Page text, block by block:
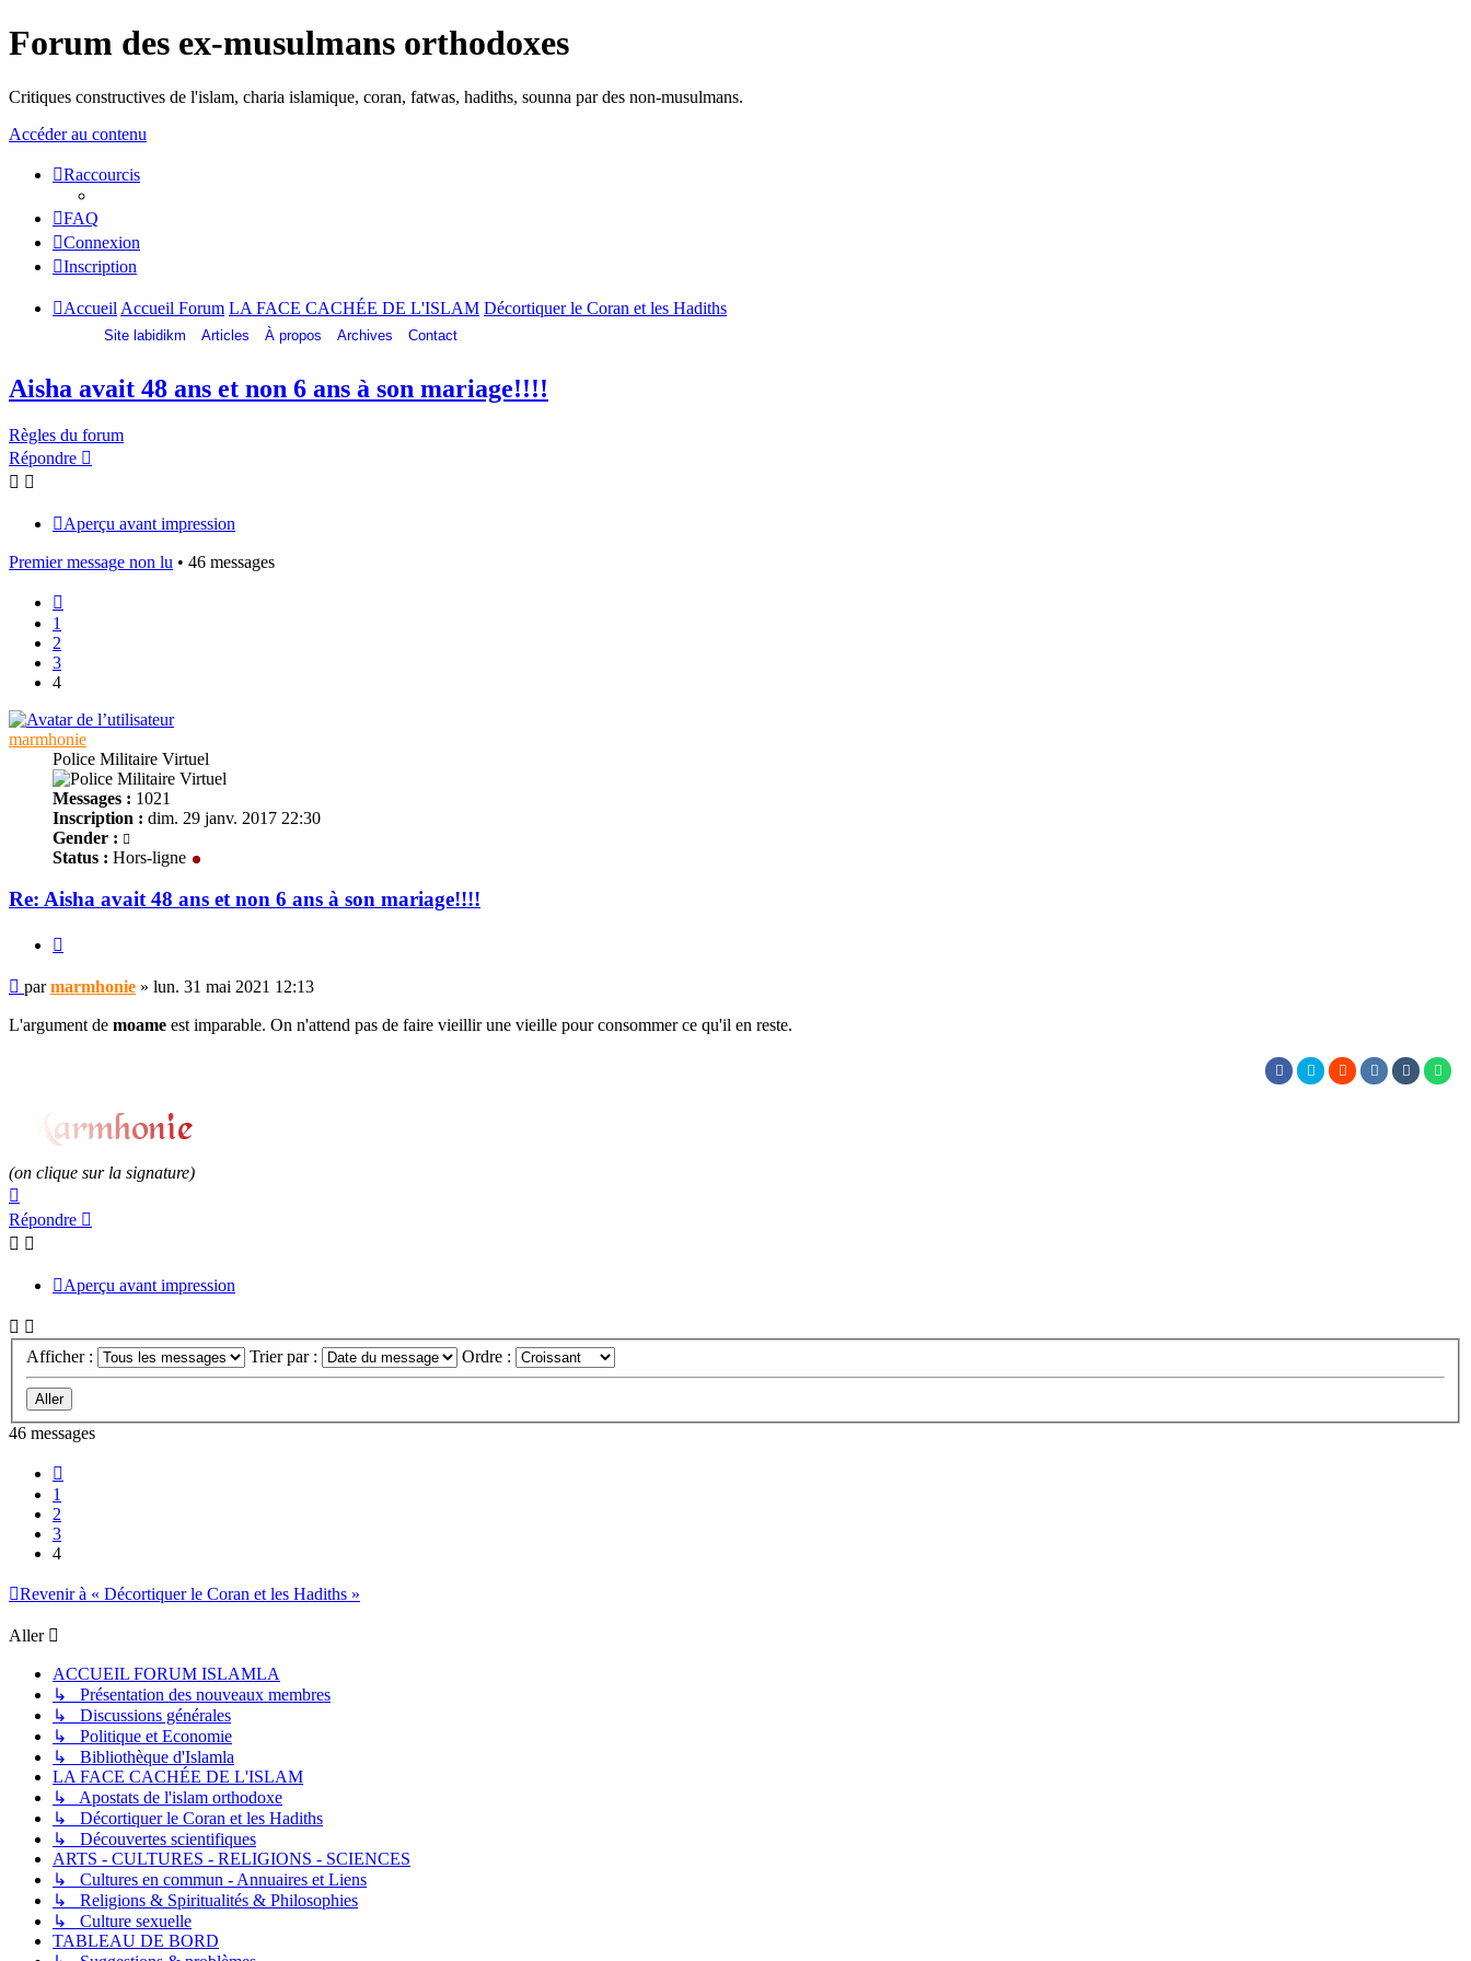
Forum des ex-musulmans orthodoxes
Critiques constructives de l'islam, charia islamique, coran, fatwas, hadiths, sounna par des non-musulmans.
Accéder au contenu
Raccourcis
FAQ
Connexion
Inscription
Accueil Accueil Forum LA FACE CACHÉE DE L'ISLAM Décortiquer le Coran et les Hadiths
Site labidikm Articles À propos Archives Contact
Aisha avait 48 ans et non 6 ans à son mariage!!!!
Règles du forum
Répondre
Aperçu avant impression
Premier message non lu • 46 messages
1
2
3
4
marmhonie
Police Militaire Virtuel
Messages : 1021
Inscription : dim. 29 janv. 2017 22:30
Gender :
Status : Hors-ligne
Re: Aisha avait 48 ans et non 6 ans à son mariage!!!!
Message
non
lu
parmarmhonie » lun. 31 mai 2021 12:13
L'argument de moame est imparable. On n'attend pas de faire vieillir une vieille pour consommer ce qu'il en reste.
(on clique sur la signature)
Répondre
Aperçu avant impression
Afficher : Trier par : Ordre :
46 messages
1
2
3
4
Revenir à « Décortiquer le Coran et les Hadiths »
Aller
ACCUEIL FORUM ISLAMLA
↳ Présentation des nouveaux membres
↳ Discussions générales
↳ Politique et Economie
↳ Bibliothèque d'Islamla
LA FACE CACHÉE DE L'ISLAM
↳ Apostats de l'islam orthodoxe
↳ Décortiquer le Coran et les Hadiths
↳ Découvertes scientifiques
ARTS - CULTURES - RELIGIONS - SCIENCES
↳ Cultures en commun - Annuaires et Liens
↳ Religions & Spiritualités & Philosophies
↳ Culture sexuelle
TABLEAU DE BORD